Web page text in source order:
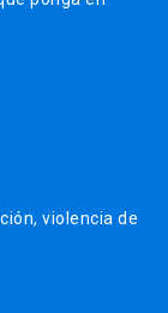
violencia de